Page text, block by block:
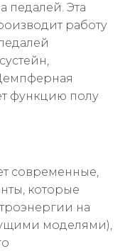
педалей. Эта
работу
функцию полу
современные,
которые
на
моделями),